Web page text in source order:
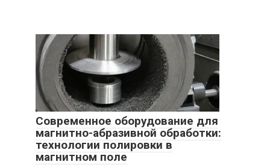
Современное оборудование для
магнитно-абразивной обработки:
технологии полировки в
магнитном поле